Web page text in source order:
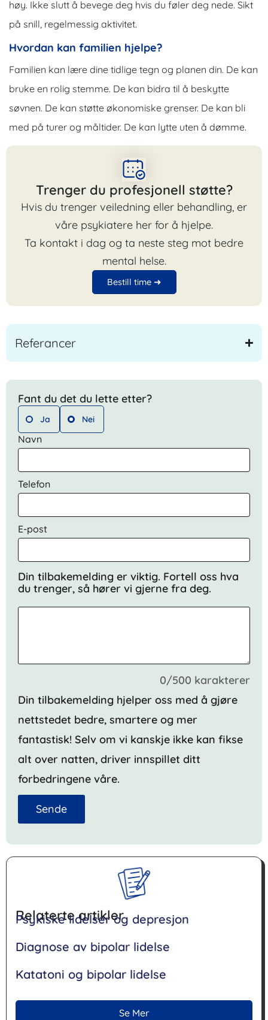
høy. Ikke slutt å bevege deg hvis du føler deg nede. Sikt
på snill, regelmessig aktivitet.
Hvordan kan familien hjelpe?
Familien kan lære dine tidlige tegn og planen din. De kan
bruke en rolig stemme. De kan bidra til å beskytte
søvnen. De kan støtte økonomiske grenser. De kan bli
med på turer og måltider. De kan lytte uten å dømme.
Trenger du profesjonell støtte?
Hvis du trenger veiledning eller behandling, er
våre psykiatere her for å hjelpe.
Ta kontakt i dag og ta neste steg mot bedre
mental helse.
Bestill time ➜
Referancer
Fant du det du lette etter?
Ja Nei
Navn
Telefon
E-post
Din tilbakemelding er viktig. Fortell oss hva
du trenger, så hører vi gjerne fra deg.
0/500 karakterer
Din tilbakemelding hjelper oss med å gjøre
nettstedet bedre, smartere og mer
fantastisk! Selv om vi kanskje ikke kan fikse
alt over natten, driver innspillet ditt
forbedringene våre.
Sende
Relaterte artikler
Psykiske lidelser og depresjon
Diagnose av bipolar lidelse
Katatoni og bipolar lidelse
Se Mer